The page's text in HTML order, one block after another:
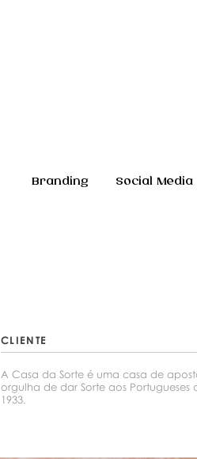
Branding Social Media
CLIENTE
A Casa da Sorte é uma casa de
orgulha de dar Sorte aos Portugueses
1933.